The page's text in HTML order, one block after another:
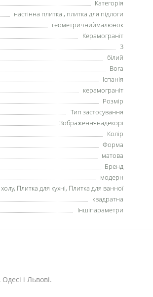
Категорія
настінна плитка , плитка для підлоги
геометричниймалюнок
Керамограніт
3
білий
Bora
Іспанія
керамограніт
Розмір
Тип застосування
Зображеннянадекорі
Колір
Форма
матова
Бренд
модерн
Плитка для кухні, Плитка для ванної
квадратна
Іншіпараметри
і Львові.